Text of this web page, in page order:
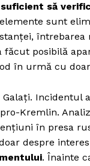
să
sunt
întrebarea
posibilă
în urmă cu
Incidentul
Kremlin.
în presa
despre
. Înainte